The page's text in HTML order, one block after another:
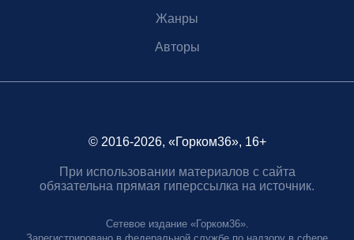
Жанры
Авторы
© 2016-2026, «Горком36», 16+
При использовании материалов с сайта
обязательна прямая гиперссылка на источник.
Сетевое издание «Горком36».